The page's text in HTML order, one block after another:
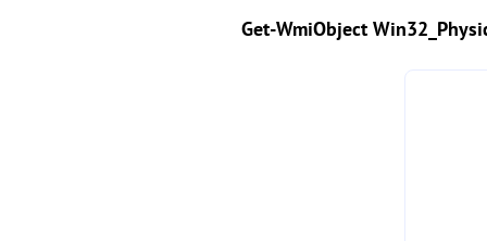
Get-WmiObject